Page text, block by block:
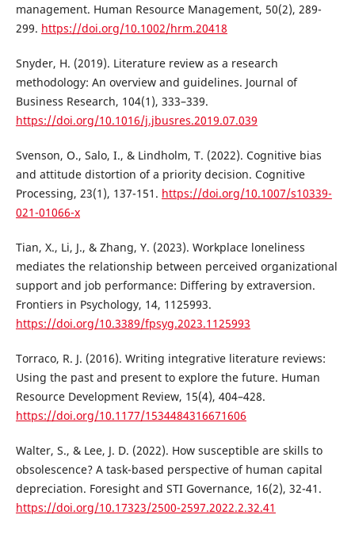
management. Human Resource Management, 50(2), 289-
299. https://doi.org/10.1002/hrm.20418
Snyder, H. (2019). Literature review as a research
methodology: An overview and guidelines. Journal of
Business Research, 104(1), 333–339.
https://doi.org/10.1016/j.jbusres.2019.07.039
Svenson, O., Salo, I., & Lindholm, T. (2022). Cognitive bias
and attitude distortion of a priority decision. Cognitive
Processing, 23(1), 137-151. https://doi.org/10.1007/s10339-
021-01066-x
Tian, X., Li, J., & Zhang, Y. (2023). Workplace loneliness
mediates the relationship between perceived organizational
support and job performance: Differing by extraversion.
Frontiers in Psychology, 14, 1125993.
https://doi.org/10.3389/fpsyg.2023.1125993
Torraco, R. J. (2016). Writing integrative literature reviews:
Using the past and present to explore the future. Human
Resource Development Review, 15(4), 404–428.
https://doi.org/10.1177/1534484316671606
Walter, S., & Lee, J. D. (2022). How susceptible are skills to
obsolescence? A task-based perspective of human capital
depreciation. Foresight and STI Governance, 16(2), 32-41.
https://doi.org/10.17323/2500-2597.2022.2.32.41